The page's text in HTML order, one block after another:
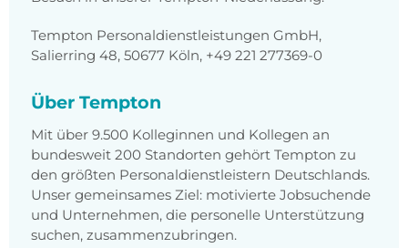
Tempton Personaldienstleistungen GmbH,
Salierring 48, 50677 Köln, +49 221 277369-0
Über Tempton
Mit über 9.500 Kolleginnen und Kollegen an
bundesweit 200 Standorten gehört Tempton zu
den größten Personaldienstleistern Deutschlands.
Unser gemeinsames Ziel: motivierte Jobsuchende
und Unternehmen, die personelle Unterstützung
suchen, zusammenzubringen.